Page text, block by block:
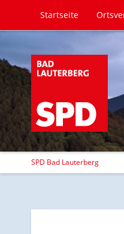
Startseite
SPD Bad Lauterberg